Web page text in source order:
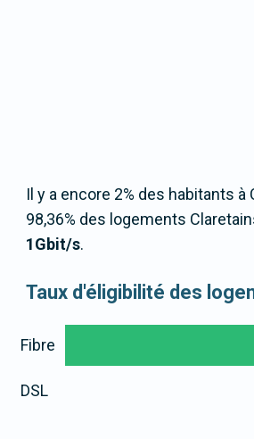
Il y a encore 2% des habitants
98,36% des logements
1Gbit/s.
Taux d'éligibilité des
Fibre
DSL